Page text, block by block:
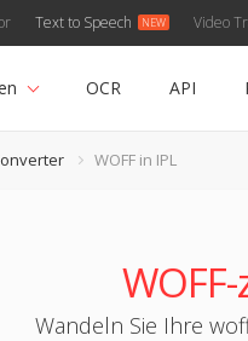
Text to Speech Video
OCR API
WOFF in IPL
Wandeln Sie Ihre